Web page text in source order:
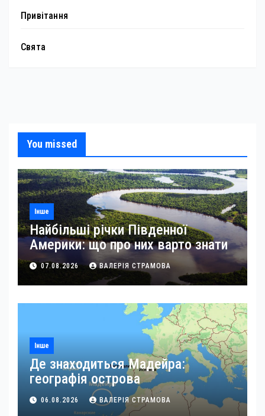
Привітання
Свята
You missed
Інше
Найбільші річки Південної
Америки: що про них варто знати
07.08.2026 ВАЛЕРІЯ СТРАМОВА
Інше
Де знаходиться Мадейра:
географія острова
06.08.2026 ВАЛЕРІЯ СТРАМОВА